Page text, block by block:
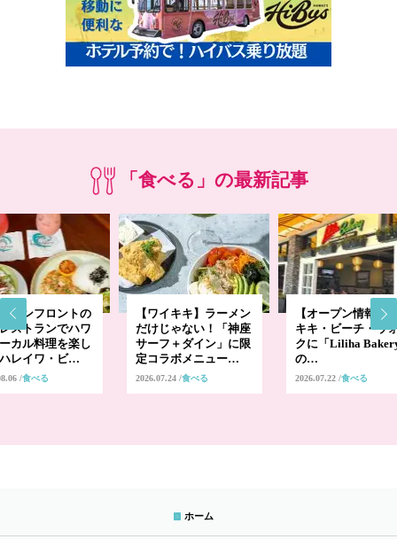
「食べる」の最新記事
ャンフロントの
ストランでハワ
カル料理を楽し
レイワ・ビ…
食べる
【ワイキキ】ラーメン
だけじゃない！「神座
サーフ＋ダイン」に限
定コラボメニュー…
2026.07.24 食べる
【オープン情報】
キキ・ビーチ・ウ
クに「Liliha
の…
2026.07.22 食べる
ホーム